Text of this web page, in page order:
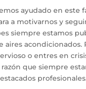
ayudado en este
a motivarnos y
siempre estamos
aires
o entres en
razón que siempre